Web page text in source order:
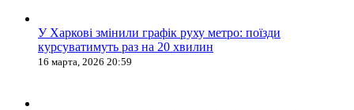
У Харкові змінили графік руху метро: поїзди
курсуватимуть раз на 20 хвилин
16 марта, 2026 20:59